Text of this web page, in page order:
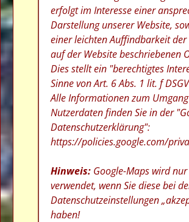
erfolgt im Interesse einer
Darstellung unserer Website,
einer leichten Auffindbarkeit der
auf der Website beschriebenen
Dies stellt ein "berechtigtes
Sinne von Art. 6 Abs. 1 lit. f
Alle Informationen zum
Nutzerdaten finden Sie in der
Datenschutzerklärung":
https://policies.google.com/
Hinweis: Google-Maps wird nur
verwendet, wenn Sie diese bei
Datenschutzeinstellungen
haben!